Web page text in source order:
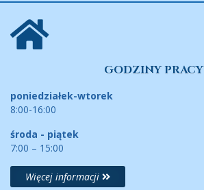
GODZINY PRACY
poniedziałek-wtorek
8:00-16:00
środa - piątek
7:00 – 15:00
Więcej informacji